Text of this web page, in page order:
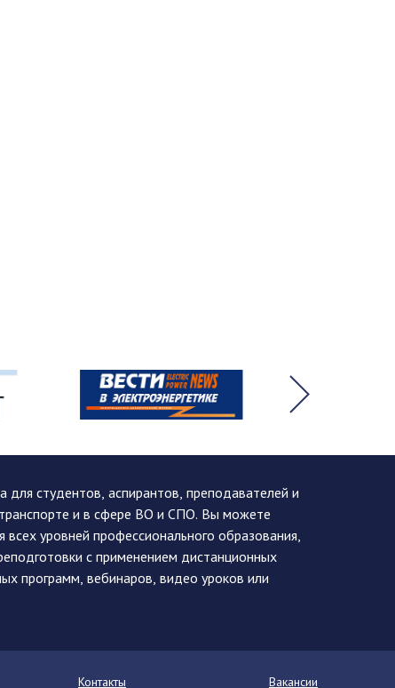
студентов, аспирантов, преподавателей и
и в сфере ВО и СПО. Вы можете
уровней профессионального образования,
с применением дистанционных
программ, вебинаров, видео уроков или
Контакты Вакансии